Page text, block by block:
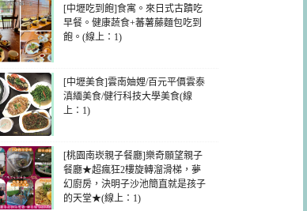
[中壢吃到飽]食寓。來日式古蹟吃
早餐。健康蔬食+蕃薯藤麵包吃到
飽。(線上：1)
[中壢美食]雲南妯娌/百元平價雲泰
滇緬美食/健行科技大學美食(線
上：1)
[桃園南崁親子餐廳]樂奇願望親子
餐廳★超瘋狂2樓旋轉溜滑梯，夢
幻廚房，決明子沙池簡直就是孩子
的天堂★(線上：1)